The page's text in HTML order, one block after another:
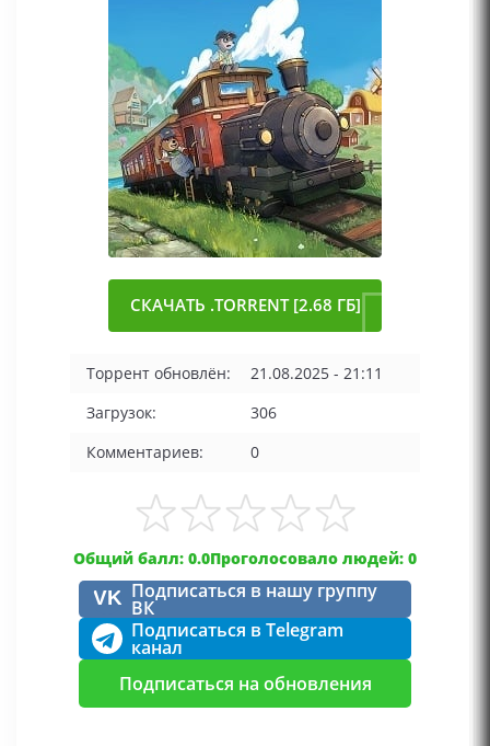
СКАЧАТЬ .TORRENT [2.68 ГБ]
Торрент обновлён:
21.08.2025 - 21:11
Загрузок:
306
Комментариев:
0
Общий балл: 0.0Проголосовало людей: 0
VK Подписаться в нашу группу
ВК
Подписаться в Telegram
канал
Подписаться на обновления